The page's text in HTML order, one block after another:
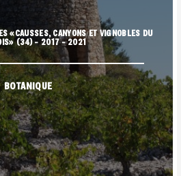
«CAUSSES, CANYONS ET VIGNOBLES DU
(34) – 2017 – 2021
BOTANIQUE